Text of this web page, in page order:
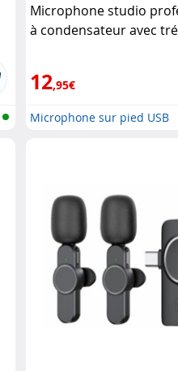
Microphone studio
à condensateur avec
12,95€
Microphone sur pied USB